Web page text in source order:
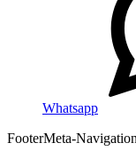
Whatsapp
FooterMeta-Navigation